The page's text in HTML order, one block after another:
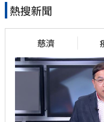
熱搜新聞
慈濟